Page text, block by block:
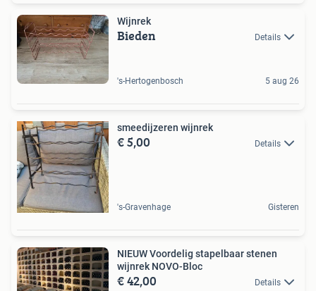
Wijnrek
Bieden Details
's-Hertogenbosch 5 aug 26
smeedijzeren wijnrek
€ 5,00 Details
's-Gravenhage Gisteren
NIEUW Voordelig stapelbaar stenen
wijnrek NOVO-Bloc
€ 42,00 Details